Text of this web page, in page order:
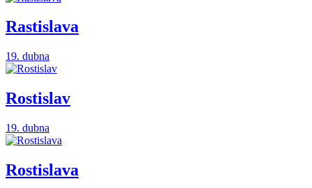
Rastislava
19. dubna
Rostislav
19. dubna
Rostislava